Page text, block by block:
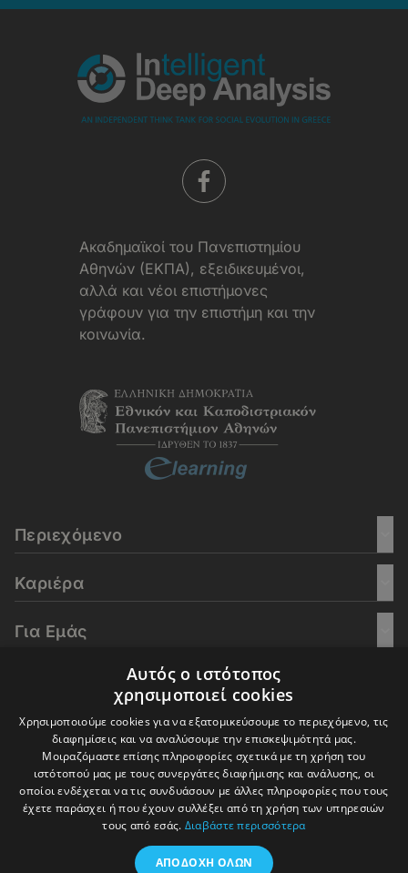
Aκαδημαϊκοί του Πανεπιστημίου
Αθηνών (ΕΚΠΑ), εξειδικευμένοι,
αλλά και νέοι επιστήμονες
γράφουν για την επιστήμη και την
κοινωνία.
Περιεχόμενο
Καριέρα
Για Εμάς
E-Learning
© 2016-2026 In Deep Analysis - All rights reserved.
Πολιτική Cookies Πολιτική Απορρήτου
Αυτός ο ιστότοπος
χρησιμοποιεί cookies
Χρησιμοποιούμε cookies για να εξατομικεύσουμε το περιεχόμενο, τις
διαφημίσεις και να αναλύσουμε την επισκεψιμότητά μας.
Μοιραζόμαστε επίσης πληροφορίες σχετικά με τη χρήση του
ιστότοπού μας με τους συνεργάτες διαφήμισης και ανάλυσης, οι
οποίοι ενδέχεται να τις συνδυάσουν με άλλες πληροφορίες που τους
έχετε παράσχει ή που έχουν συλλέξει από τη χρήση των υπηρεσιών
τους από εσάς. Διαβάστε περισσότερα
ΑΠΟΔΟΧΉ ΌΛΩΝ